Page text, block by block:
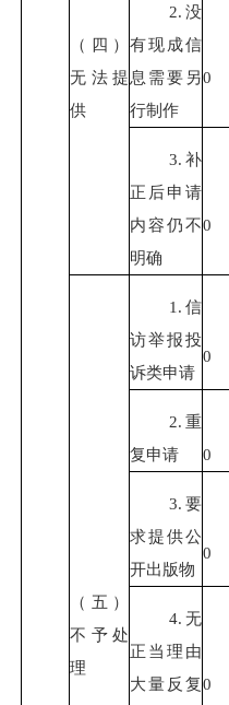
（四）
无法提
供
2.没
有现成信
息需要另
行制作
0
3.补
正后申请
内容仍不
明确
0
（五）
不予处
理
1.信
访举报投
诉类申请
0
2.重
复申请
0
3.要
求提供公
开出版物
0
4.无
正当理由
大量反复0